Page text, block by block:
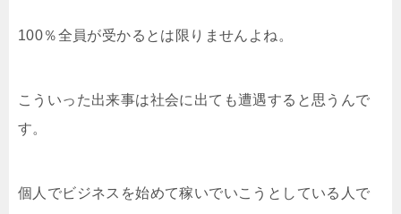
100％全員が受かるとは限りませんよね。
こういった出来事は社会に出ても遭遇すると思うんで
す。
個人でビジネスを始めて稼いでいこうとしている人で